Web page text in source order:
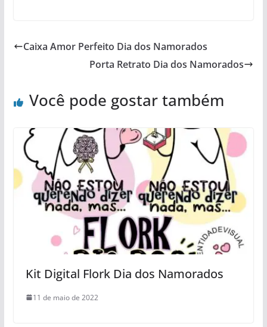
Caixa Amor Perfeito Dia dos Namorados
Porta Retrato Dia dos Namorados
Você pode gostar também
Kit Digital Flork Dia dos Namorados
11 de maio de 2022